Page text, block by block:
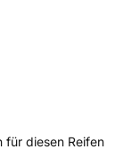
für diesen Reifen